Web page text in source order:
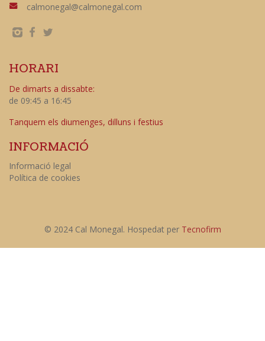
calmonegal@calmonegal.com
HORARI
De dimarts a dissabte:
de 09:45 a 16:45
Tanquem els diumenges, dilluns i festius
INFORMACIÓ
Informació legal
Política de cookies
© 2024 Cal Monegal. Hospedat per Tecnofirm